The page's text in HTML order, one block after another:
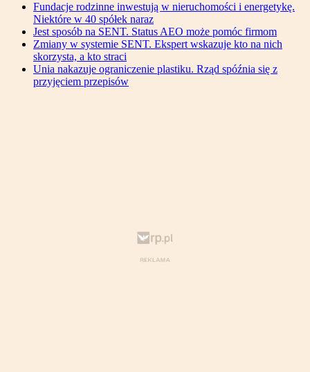
Fundacje rodzinne inwestują w nieruchomości i energetykę.
Niektóre w 40 spółek naraz
Jest sposób na SENT. Status AEO może pomóc firmom
Zmiany w systemie SENT. Ekspert wskazuje kto na nich
skorzysta, a kto straci
Unia nakazuje ograniczenie plastiku. Rząd spóźnia się z
przyjęciem przepisów